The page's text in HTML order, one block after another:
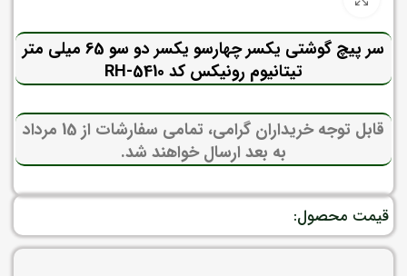
سر پیچ گوشتی یکسر چهارسو یکسر دو سو 65 میلی متر
تیتانیوم رونیکس کد RH-5410
قابل توجه خریداران گرامی، تمامی سفارشات از 15 مرداد
به بعد ارسال خواهند شد.
قیمت محصول: